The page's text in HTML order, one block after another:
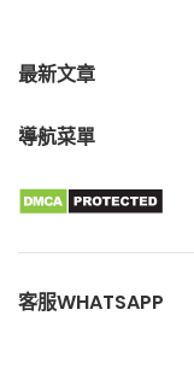
最新文章
導航菜單
客服WHATSAPP